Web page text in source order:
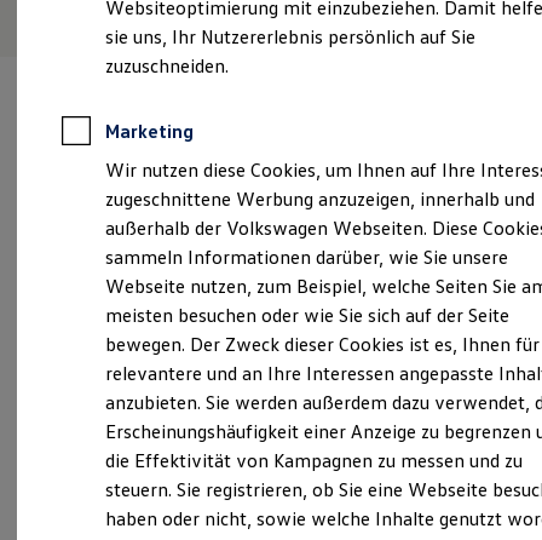
Behörden
Direktkunden
Sonderfahrzeuge
Anpfiff zum Gewinn
Elektroautos
ID. Tutorials
Elektrofahrzeugkonzepte
Reichweite
Reichweite der ID. Modelle
Reichweite im Winter
Laden
Laden unterwegs
Laden Zuhause
Ladestationen finden
Ladezeitensimulator
Batterie
Sicherheit
Garantie und Lebensdauer
Nachhaltigkeit
Technologie
Kosten und Kauf
Verbrauchskosten
Verantwortlich für die Inhalte auf dieser Seite ist die Autohaus
Albertsmeyer Nordhausen GmbH & Co. KG
Impressum & Rechtliches )
Helmestraße 111, 99734 Nordhausen
Montag-Freitag 07:00-18:30 Uhr
Samstag
08:00-12:00 Uhr
Sonntag
Geschlossen
Websiteoptimierung mit einzubeziehen. Damit
sie uns, Ihr Nutzererlebnis persönlich auf Sie
zuzuschneiden.
Marketing
Wir nutzen diese Cookies, um Ihnen auf Ihre
zugeschnittene Werbung anzuzeigen, innerhalb und
außerhalb der Volkswagen Webseiten. Diese
sammeln Informationen darüber, wie Sie unsere
Webseite nutzen, zum Beispiel, welche Seiten Sie
meisten besuchen oder wie Sie sich auf der Seite
bewegen. Der Zweck dieser Cookies ist es, Ihnen für
relevantere und an Ihre Interessen angepasste
anzubieten. Sie werden außerdem dazu verwendet,
Erscheinungshäufigkeit einer Anzeige zu begrenzen
die Effektivität von Kampagnen zu messen und zu
steuern. Sie registrieren, ob Sie eine Webseite
haben oder nicht, sowie welche Inhalte genutzt